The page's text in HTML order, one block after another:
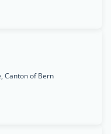
Canton of Bern